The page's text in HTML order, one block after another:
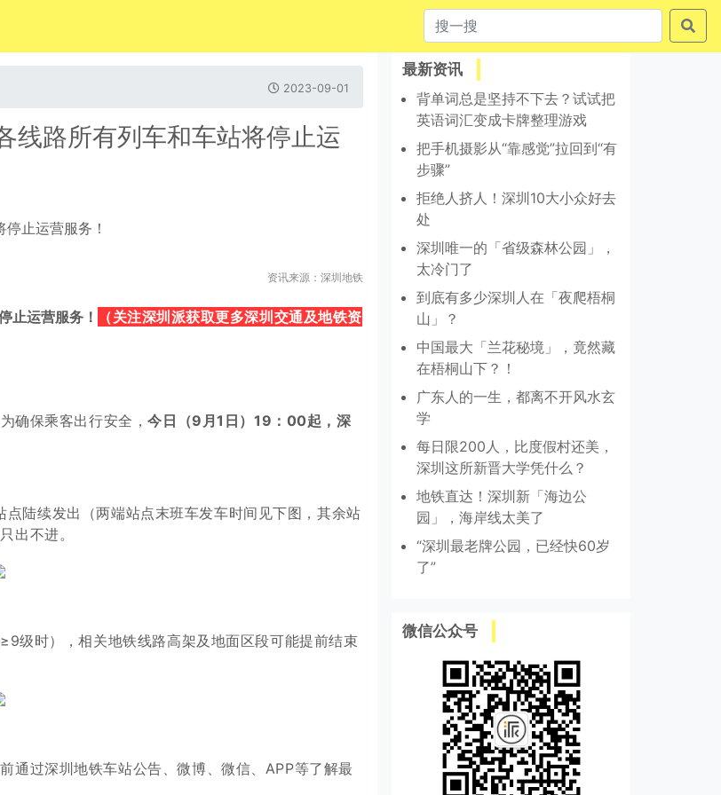
2023-09-01
线路所有列车和车站将停止运
资讯来源：深圳地铁
止运营服务！
（关注深圳派获取更多深圳交通及地铁资
确保乘客出行安全，今日（9月1日）19：00起，深
陆续发出（两端站点末班车发车时间见下图，其余站
出不进。
级时），相关地铁线路高架及地面区段可能提前结束
通过深圳地铁车站公告、微博、微信、APP等了解最
最新资讯
背单词总是坚持不下去？试试把
英语词汇变成卡牌整理游戏
把手机摄影从“靠感觉”拉回到“有
步骤”
拒绝人挤人！深圳10大小众好去
处
深圳唯一的「省级森林公园」，
太冷门了
到底有多少深圳人在「夜爬梧桐
山」？
中国最大「兰花秘境」，竟然藏
在梧桐山下？！
广东人的一生，都离不开风水玄
学
每日限200人，比度假村还美，
深圳这所新晋大学凭什么？
地铁直达！深圳新「海边公
园」，海岸线太美了
“深圳最老牌公园，已经快60岁
了”
微信公众号